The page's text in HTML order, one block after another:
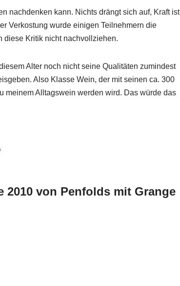
nachdenken kann. Nichts drängt sich auf, Kraft ist
Verkostung wurde einigen Teilnehmern die
diese Kritik nicht nachvollziehen.
Alter noch nicht seine Qualitäten zumindest
Also Klasse Wein, der mit seinen ca. 300
meinem Alltagswein werden wird. Das würde das
2010 von Penfolds mit Grange